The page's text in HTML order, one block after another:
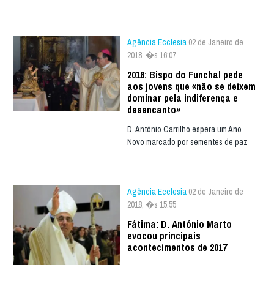
Agência Ecclesia 02 de Janeiro de
2018, �s 16:07
2018: Bispo do Funchal pede
aos jovens que «não se deixem
dominar pela indiferença e
desencanto»
D. António Carrilho espera um Ano
Novo marcado por sementes de paz
Agência Ecclesia 02 de Janeiro de
2018, �s 15:55
Fátima: D. António Marto
evocou principais
acontecimentos de 2017